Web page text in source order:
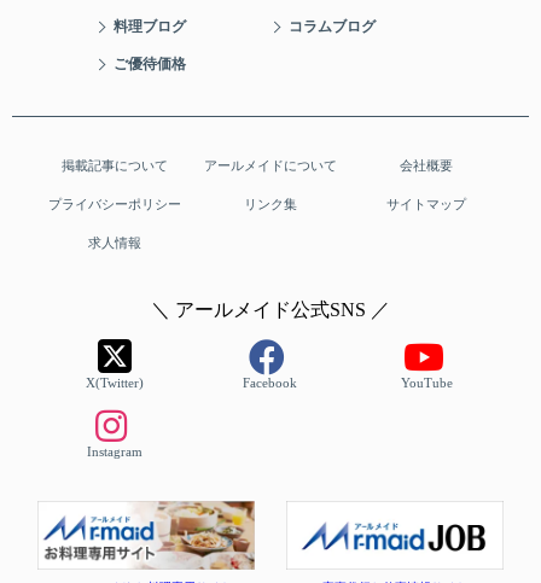
料理ブログ コラムブログ
ご優待価格
掲載記事について アールメイドについて 会社概要
プライバシーポリシー リンク集 サイトマップ
求人情報
＼ アールメイド公式SNS ／
X(Twitter) Facebook YouTube
Instagram